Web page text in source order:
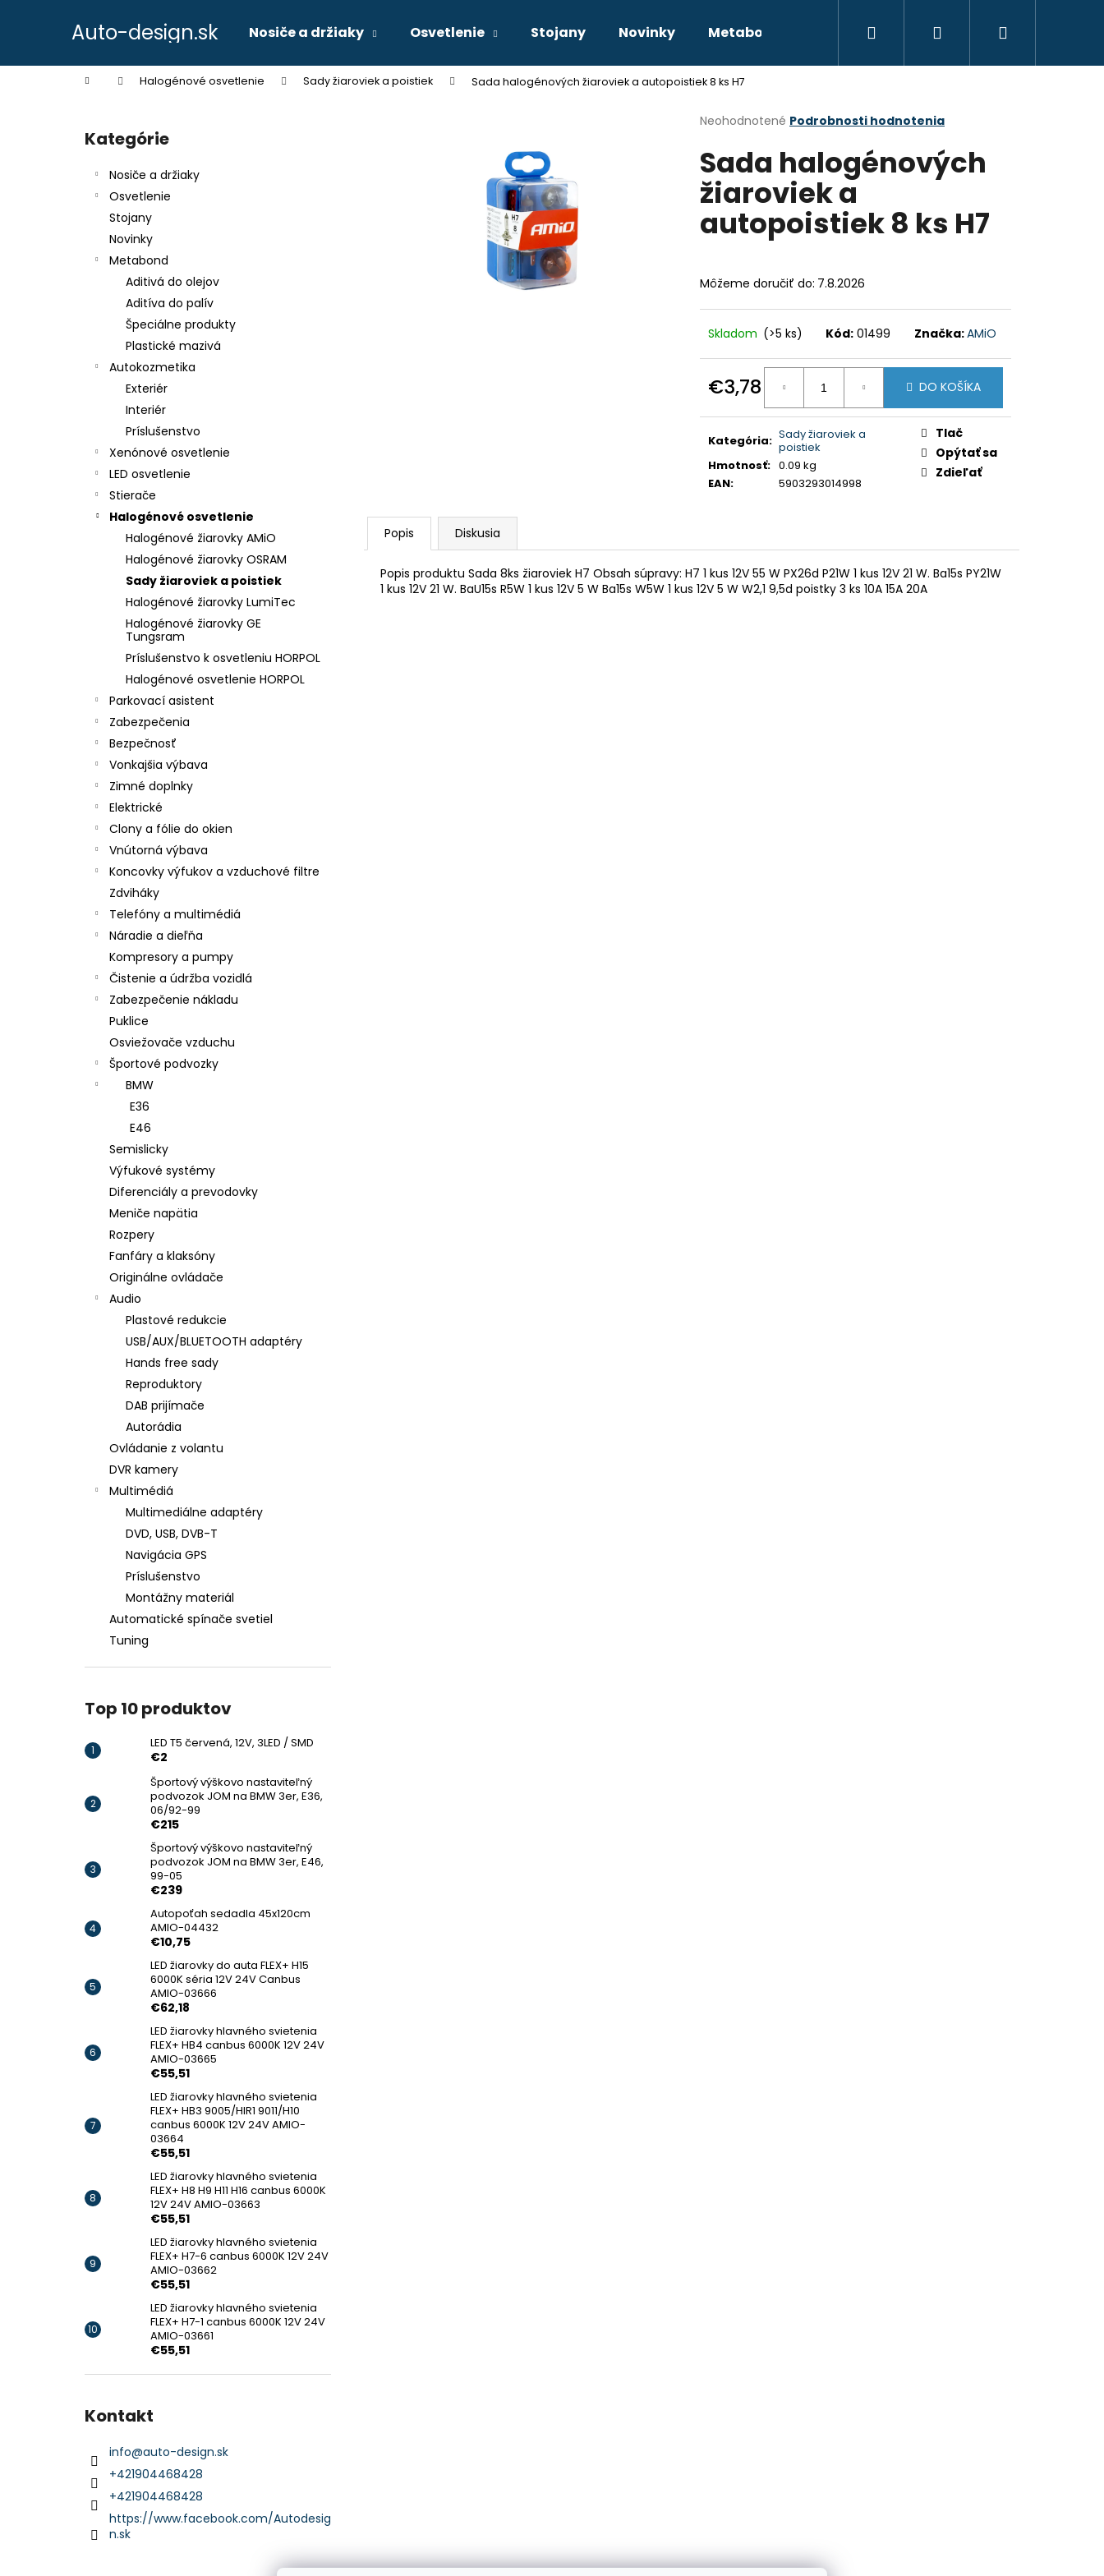
Auto-design.sk Nosiče a držiaky Osvetlenie Stojany Novinky Metabond Autokozmetika Xenónové
Hľadať Prihlásenie
Domov Halogénové osvetlenie Sady žiaroviek a poistiek Sada halogénových žiaroviek a autopoistiek 8 ks H7
Preskočiť
kategórie
Kategórie
Nosiče a držiaky
Osvetlenie
Stojany
Novinky
Metabond
Aditivá do olejov
Aditíva do palív
Špeciálne produkty
Plastické mazivá
Autokozmetika
Exteriér
Interiér
Príslušenstvo
Xenónové osvetlenie
LED osvetlenie
Stierače
Halogénové osvetlenie
Halogénové žiarovky AMiO
Halogénové žiarovky OSRAM
Sady žiaroviek a poistiek
Halogénové žiarovky LumiTec
Halogénové žiarovky GE
Tungsram
Príslušenstvo k osvetleniu HORPOL
Halogénové osvetlenie HORPOL
Parkovací asistent
Zabezpečenia
Bezpečnosť
Vonkajšia výbava
Zimné doplnky
Elektrické
Clony a fólie do okien
Vnútorná výbava
Koncovky výfukov a vzduchové filtre
Zdviháky
Telefóny a multimédiá
Náradie a dieľňa
Kompresory a pumpy
Čistenie a údržba vozidlá
Zabezpečenie nákladu
Puklice
Osviežovače vzduchu
Športové podvozky
BMW
E36
E46
Semislicky
Výfukové systémy
Diferenciály a prevodovky
Meniče napätia
Rozpery
Fanfáry a klaksóny
Originálne ovládače
Audio
Plastové redukcie
USB/AUX/BLUETOOTH adaptéry
Hands free sady
Reproduktory
DAB prijímače
Autorádia
Ovládanie z volantu
DVR kamery
Multimédiá
Multimediálne adaptéry
DVD, USB, DVB-T
Navigácia GPS
Príslušenstvo
Montážny materiál
Automatické spínače svetiel
Tuning
Top 10 produktov
LED T5 červená, 12V, 3LED / SMD
€2
Športový výškovo nastaviteľný
podvozok JOM na BMW 3er, E36,
06/92-99
€215
Športový výškovo nastaviteľný
podvozok JOM na BMW 3er, E46,
99-05
€239
Autopoťah sedadla 45x120cm
AMIO-04432
€10,75
LED žiarovky do auta FLEX+ H15
6000K séria 12V 24V Canbus
AMIO-03666
€62,18
LED žiarovky hlavného svietenia
FLEX+ HB4 canbus 6000K 12V 24V
AMIO-03665
€55,51
LED žiarovky hlavného svietenia
FLEX+ HB3 9005/HIR1 9011/H10
canbus 6000K 12V 24V AMIO-
03664
€55,51
LED žiarovky hlavného svietenia
FLEX+ H8 H9 H11 H16 canbus 6000K
12V 24V AMIO-03663
€55,51
LED žiarovky hlavného svietenia
FLEX+ H7-6 canbus 6000K 12V 24V
AMIO-03662
€55,51
LED žiarovky hlavného svietenia
FLEX+ H7-1 canbus 6000K 12V 24V
AMIO-03661
€55,51
Kontakt
info@auto-design.sk
+421904468428
+421904468428
https://www.facebook.com/Autodesig
n.sk
Priemerné
produktu
je
0,0
z
5
hviezdičiek.
Neohodnotené Podrobnosti hodnotenia
Sada halogénových
žiaroviek a
autopoistiek 8 ks H7
Môžeme doručiť do: 7.8.2026
Skladom (>5 ks) Kód: 01499 Značka:AMiO
€3,78
Jednotková
cena:
DO KOŠÍKA
Kategória: Sady žiaroviek a
poistiek
Hmotnosť: 0.09 kg
EAN: 5903293014998
Tlač
Opýtať sa
Zdieľať
Popis Diskusia
Popis produktu Sada 8ks žiaroviek H7 Obsah súpravy: H7 1 kus 12V 55 W PX26d P21W 1 kus 12V 21 W. Ba15s PY21W
1 kus 12V 21 W. BaU15s R5W 1 kus 12V 5 W Ba15s W5W 1 kus 12V 5 W W2,1 9,5d poistky 3 ks 10A 15A 20A
í
Späť
do
Späť
do
Čo potrebujete nájsť?
Odporúčame
Nasledujúce
LED T5 ČERVENÁ, 12V, 3LED / SMD
ŠPORTOVÝ VÝŠKOVO NASTAVITEĽNÝ
PODVOZOK JOM NA BMW 3ER, E46, 99-
€275